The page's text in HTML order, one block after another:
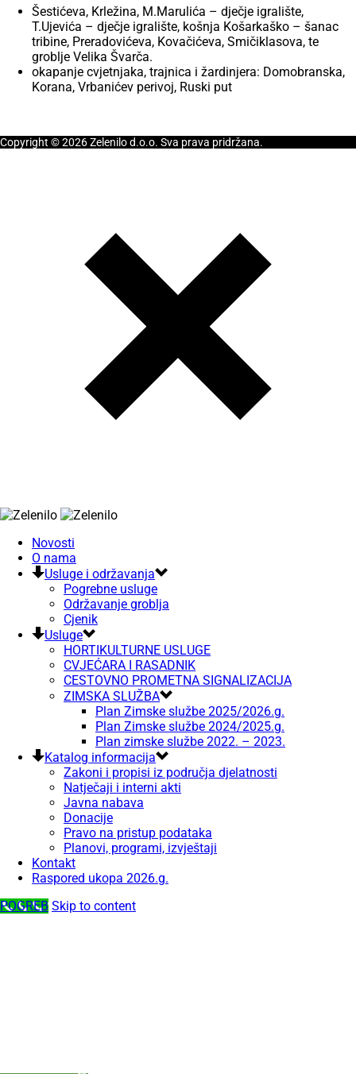
Šestićeva, Krležina, M.Marulića – dječje igralište,
T.Ujevića – dječje igralište, košnja Košarkaško – šanac
tribine, Preradovićeva, Kovačićeva, Smičiklasova, te
groblje Velika Švarča.
okapanje cvjetnjaka, trajnica i žardinjera: Domobranska,
Korana, Vrbanićev perivoj, Ruski put
Copyright © 2026 Zelenilo d.o.o. Sva prava pridržana.
Novosti
O nama
Usluge i održavanja
Pogrebne usluge
Održavanje groblja
Cjenik
Usluge
HORTIKULTURNE USLUGE
CVJEĆARA I RASADNIK
CESTOVNO PROMETNA SIGNALIZACIJA
ZIMSKA SLUŽBA
Plan Zimske službe 2025/2026.g.
Plan Zimske službe 2024/2025.g.
Plan zimske službe 2022. – 2023.
Katalog informacija
Zakoni i propisi iz područja djelatnosti
Natječaji i interni akti
Javna nabava
Donacije
Pravo na pristup podataka
Planovi, programi, izvještaji
Kontakt
Raspored ukopa 2026.g.
POGREB Skip to content